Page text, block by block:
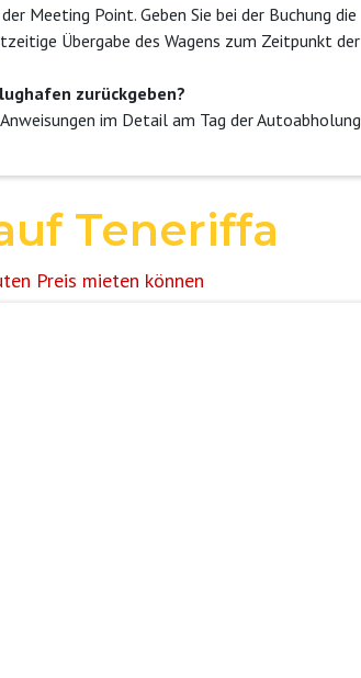
Meeting Point. Geben Sie bei der Buchung die
Übergabe des Wagens zum Zeitpunkt der
zurückgeben?
im Detail am Tag der Autoabholung
Teneriffa
Preis mieten können